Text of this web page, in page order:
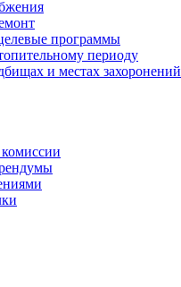
программы
периоду
и местах захоронений